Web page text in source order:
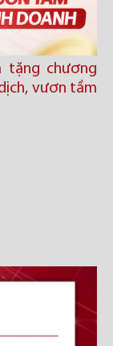
tặng chương
vươn tầm